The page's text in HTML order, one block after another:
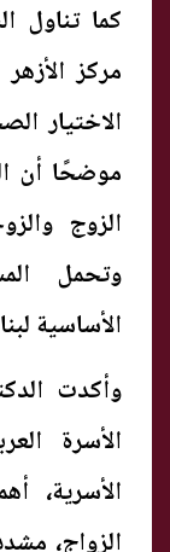
كما تناول
مركز
الاختيار
موضحًا أن
الزوج
وتحمل
الأساسية
وأكدت
الأسرة
الأسرية،